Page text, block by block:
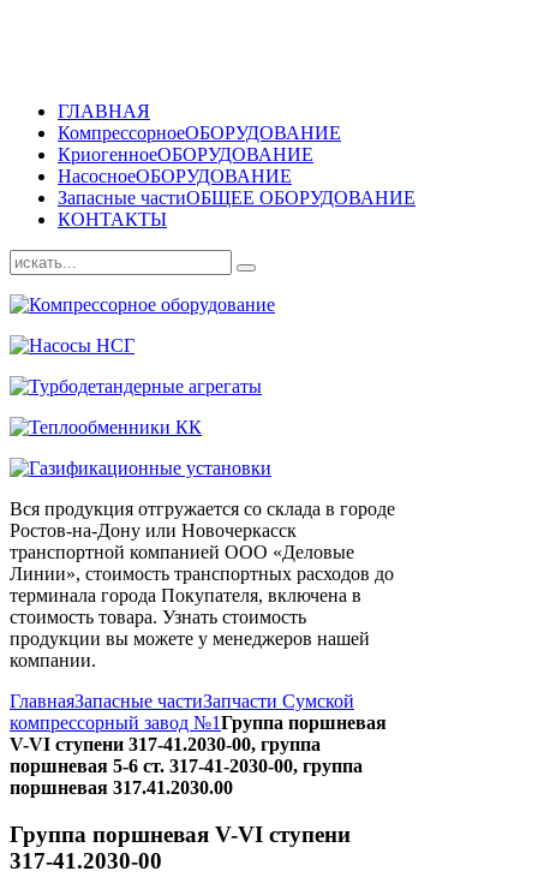
ГЛАВНАЯ
КомпрессорноеОБОРУДОВАНИЕ
КриогенноеОБОРУДОВАНИЕ
НасосноеОБОРУДОВАНИЕ
Запасные частиОБЩЕЕ ОБОРУДОВАНИЕ
КОНТАКТЫ
Вся продукция отгружается со склада в городе
Ростов-на-Дону или Новочеркасск
транспортной компанией ООО «Деловые
Линии», стоимость транспортных расходов до
терминала города Покупателя, включена в
стоимость товара. Узнать стоимость
продукции вы можете у менеджеров нашей
компании.
ГлавнаяЗапасные частиЗапчасти Сумской
компрессорный завод №1Группа поршневая
V-VI ступени 317-41.2030-00, группа
поршневая 5-6 ст. 317-41-2030-00, группа
поршневая 317.41.2030.00
Группа поршневая V-VI ступени
317-41.2030-00